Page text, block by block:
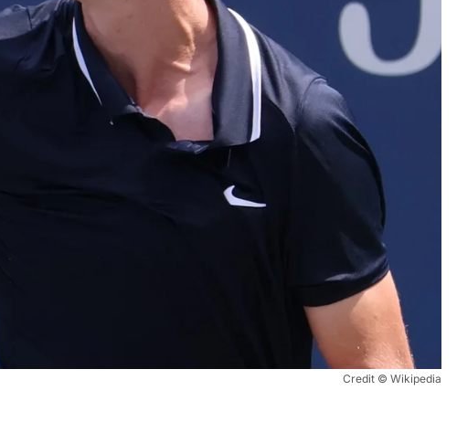
Credit © Wikipedia